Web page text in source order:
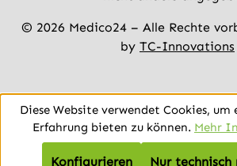
© 2026 Medico24 – Alle Rechte
by TC-Innovations
Diese Website verwendet Cookies,
Erfahrung bieten zu können. Mehr
Nur
Konfigurieren